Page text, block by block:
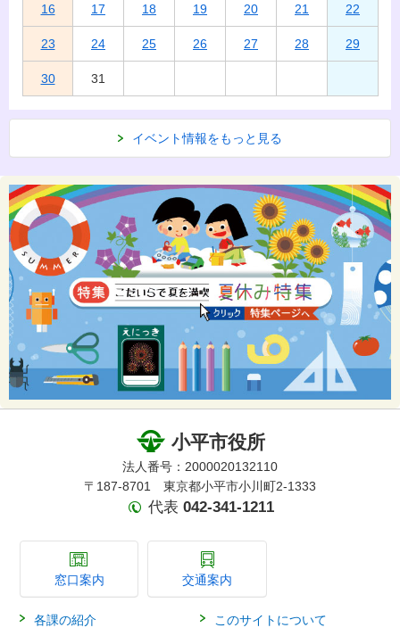
16 17 18 19 20 21 22
23 24 25 26 27 28 29
30 31
イベント情報をもっと見る
小平市役所
法人番号：2000020132110
〒187-8701 東京都小平市小川町2-1333
代表 042-341-1211
窓口案内 交通案内
各課の紹介 このサイトについて